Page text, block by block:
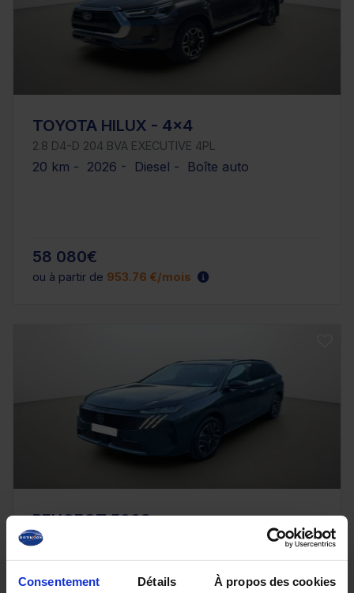
Consentement Détails À propos des cookies
TOYOTA HILUX - 4x4
2.8 D4-D 204 BVA EXECUTIVE 4PL
20 km - 2026 - Diesel - Boîte auto
58 080€
ou à partir de 953.76 €/mois
PEUGEOT 5008
HYBRID 145 E-DCS6 ALLURE PLUS
20 km - 2026 - Essence Hybride - Boîte auto